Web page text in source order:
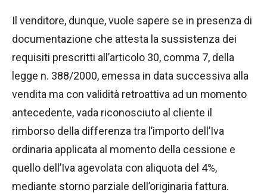
Il venditore, dunque, vuole sapere se in presenza di
documentazione che attesta la sussistenza dei
requisiti prescritti all’articolo 30, comma 7, della
legge n. 388/2000, emessa in data successiva alla
vendita ma con validità retroattiva ad un momento
antecedente, vada riconosciuto al cliente il
rimborso della differenza tra l’importo dell’Iva
ordinaria applicata al momento della cessione e
quello dell’Iva agevolata con aliquota del 4%,
mediante storno parziale dell’originaria fattura.